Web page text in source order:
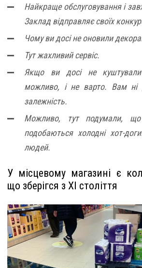
Найкраще обслуговування і
Заклад відправляє своїх
Чому ви досі не оновили
Тут жахливий сервіс.
Якщо ви досі не куштували
можливо, і не варто. Вам
залежність.
Можливо, тут подумали,
подобаються холодні хот-
людей.
У місцевому магазині є
що зберігся з XI століття